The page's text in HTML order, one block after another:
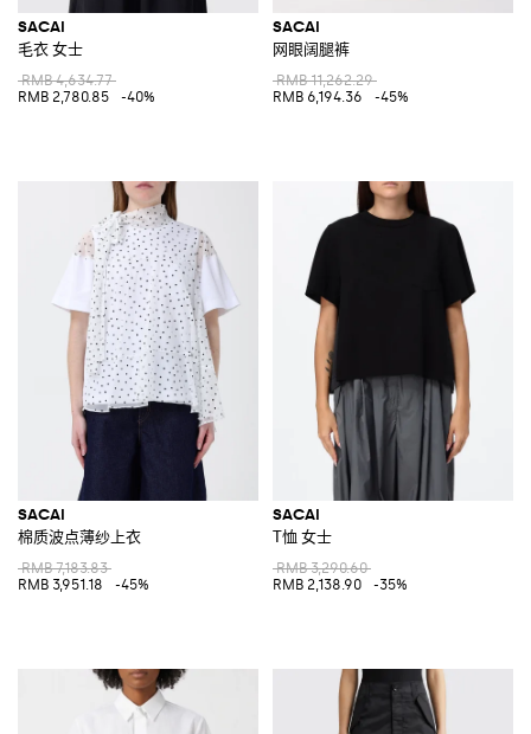
SACAI
毛衣 女士
RMB 4,634.77
RMB 2,780.85
-40%
SACAI
网眼阔腿裤
RMB 11,262.29
RMB 6,194.36
-45%
SACAI
棉质波点薄纱上衣
RMB 7,183.83
RMB 3,951.18
-45%
SACAI
T恤 女士
RMB 3,290.60
RMB 2,138.90
-35%